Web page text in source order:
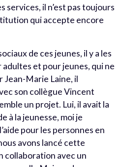
il n’est pas toujours
qui accepte encore
de ces jeunes, il y a les
et pour jeunes, qui ne
Jean-Marie Laine, il
son collègue Vincent
un projet. Lui, il avait la
à la jeunesse, moi je
pour les personnes en
avons lancé cette
collaboration avec un